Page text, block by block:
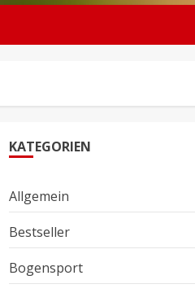
KATEGORIEN
Allgemein
Bestseller
Bogensport